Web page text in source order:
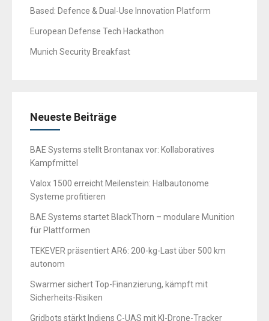
Based: Defence & Dual-Use Innovation Platform
European Defense Tech Hackathon
Munich Security Breakfast
Neueste Beiträge
BAE Systems stellt Brontanax vor: Kollaboratives
Kampfmittel
Valox 1500 erreicht Meilenstein: Halbautonome
Systeme profitieren
BAE Systems startet BlackThorn – modulare Munition
für Plattformen
TEKEVER präsentiert AR6: 200-kg-Last über 500 km
autonom
Swarmer sichert Top-Finanzierung, kämpft mit
Sicherheits-Risiken
Gridbots stärkt Indiens C-UAS mit KI-Drone-Tracker